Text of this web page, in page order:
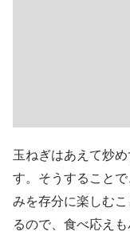
玉ねぎはあえて炒
す。そうすること
みを存分に楽しむ
るので、食べ応えも